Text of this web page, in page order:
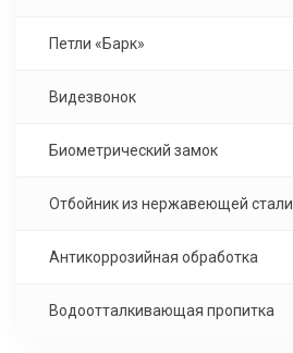
Петли «Барк»
Видезвонок
Биометрический замок
Отбойник из нержавеющей стали
Антикоррозийная обработка
Водоотталкивающая пропитка